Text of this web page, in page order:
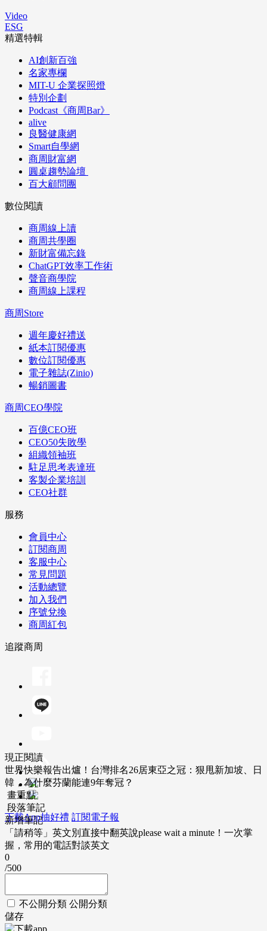
Video
ESG
精選特輯
AI創新百強
名家專欄
MIT-U 企業探照燈
特別企劃
Podcast《商周Bar》
alive
良醫健康網
Smart自學網
商周財富網
圓桌趨勢論壇
百大顧問團
數位閱讀
商周線上讀
商周共學圈
新財富備忘錄
ChatGPT效率工作術
聲音商學院
商周線上課程
商周Store
週年慶好禮送
紙本訂閱優惠
數位訂閱優惠
電子雜誌(Zinio)
暢銷圖書
商周CEO學院
百億CEO班
CEO50失敗學
組織領袖班
駐足思考表達班
客製企業培訓
CEO社群
服務
會員中心
訂閱商周
客服中心
常見問題
活動總覽
加入我們
序號兌換
商周紅包
追蹤商周
下載App抽好禮 訂閱電子報
現正閱讀
世界快樂報告出爐！台灣排名26居東亞之冠：狠甩新加坡、日
韓，為什麼芬蘭能連9年奪冠？
畫重點
段落筆記
新增筆記
「請稍等」英文別直接中翻英說please wait a minute！一次掌
握，常用的電話對談英文
0
/500
不公開分類 公開分類
儲存